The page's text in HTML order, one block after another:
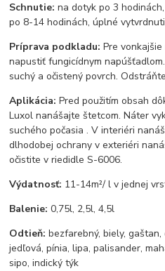
Schnutie: na dotyk po 3
po 8-14 hodinách, úplné
Príprava podkladu: Pre
napustiť fungicídnym
suchý a očistený povrch.
Aplikácia: Pred použitím obsah
Luxol nanášajte štetcom. Náter
suchého počasia . V interiéri
dlhodobej ochrany v exteriéri
očistite v riedidle S-6006.
Výdatnosť: 11-14m²/ l v jednej
Balenie:0,75l, 2,5l, 4,5l
Odtieň:bezfarebný, biely,
jedľová, pínia, lipa, palisander,
sipo, indický týk